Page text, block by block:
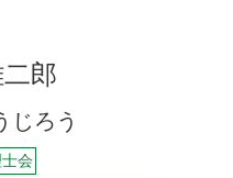
険
得
郎
じろう
会